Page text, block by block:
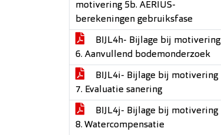
motivering 5b. AERIUS-
berekeningen gebruiksfase
BIJL4h- Bijlage bij motivering
6. Aanvullend bodemonderzoek
BIJL4i- Bijlage bij motivering
7. Evaluatie sanering
BIJL4j- Bijlage bij motivering
8. Watercompensatie